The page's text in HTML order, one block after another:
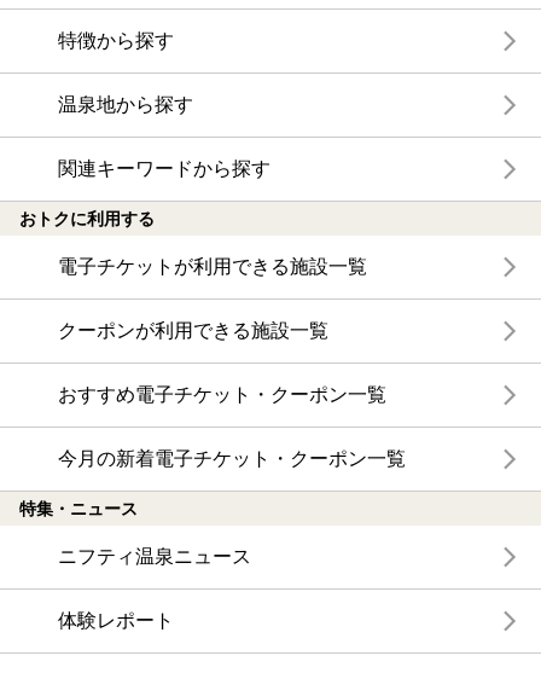
特徴から探す
温泉地から探す
関連キーワードから探す
おトクに利用する
電子チケットが利用できる施設一覧
クーポンが利用できる施設一覧
おすすめ電子チケット・クーポン一覧
今月の新着電子チケット・クーポン一覧
特集・ニュース
ニフティ温泉ニュース
体験レポート